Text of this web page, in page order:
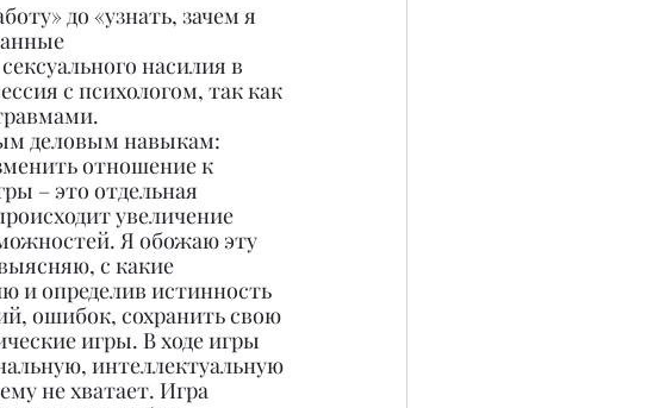
до «узнать, зачем я
насилия в
с психологом, так как
деловым навыкам:
отношение к
– это отдельная
увеличение
Я обожаю эту
с какие
и определив истинность
ошибок, сохранить свою
игры. В ходе игры
интеллектуальную
не хватает. Игра